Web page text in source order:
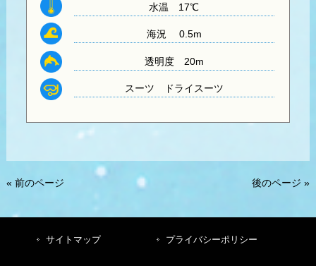
水温 17℃
海況 0.5m
透明度20m
スーツ ドライスーツ
« 前のページ 後のページ »
サイトマップ プライバシーポリシー